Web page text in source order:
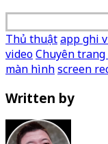
Thủ thuậtapp ghi
videoChuyên
màn hìnhscreen
Written by